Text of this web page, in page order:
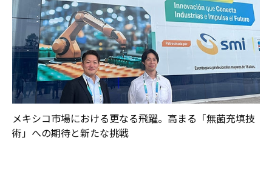
メキシコ市場における更なる飛躍。高まる「無菌充填技
術」への期待と新たな挑戦